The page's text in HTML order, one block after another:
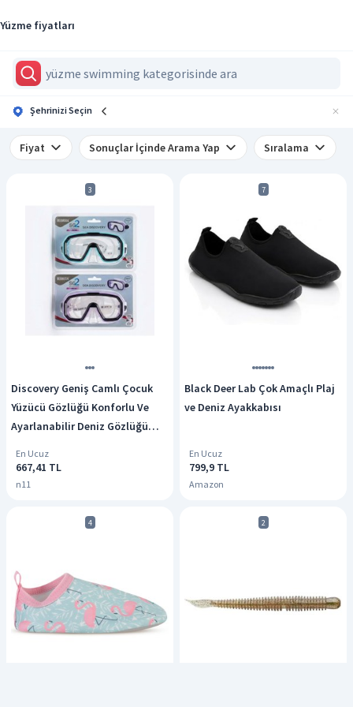
Yüzme fiyatları
Şehrinizi Seçin
Fiyat Sonuçlar İçinde Arama Yap Sıralama
3
Discovery Geniş Camlı Çocuk
Yüzücü Gözlüğü Konforlu Ve
Ayarlanabilir Deniz Gözlüğü
En Ucuz
667,41 TL
n11
7
Black Deer Lab Çok Amaçlı Plaj
ve Deniz Ayakkabısı
En Ucuz
799,9 TL
Amazon
4 2